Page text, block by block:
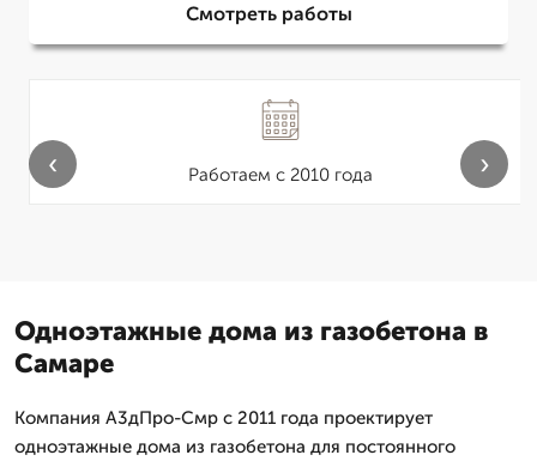
Смотреть работы
Работаем с 2010 года
‹ ›
Одноэтажные дома из газобетона в
Самаре
Компания А3дПро-Смр с 2011 года проектирует
одноэтажные дома из газобетона для постоянного